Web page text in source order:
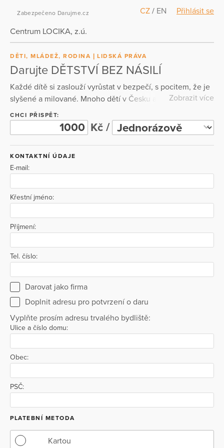
CZ / EN Přihlásit se
Zabezpečeno Darujme.cz
Centrum LOCIKA, z.ú.
DĚTI, MLÁDEŽ, RODINA LIDSKÁ PRÁVA
Darujte DĚTSTVÍ BEZ NÁSILÍ
Každé dítě si zaslouží vyrůstat v bezpečí, s pocitem, že je
slyšené a milované. Mnoho dětí v Česku ale zažívá doma
násilí – ať už fyzické, psychické nebo jsou svědky násilí
mezi rodiči. Takové děti často zůstávají samy se strachem
a bolestí. V Centru LOCIKA jim nasloucháme a provázíme
je v těžkých chvílích. Darujte a pomáhejte dětem s námi.
Zobrazit více
CHCI PŘISPĚT:
Kč /
KONTAKTNÍ ÚDAJE
E-mail:
Křestní jméno:
Příjmení:
Tel. číslo:
Darovat jako firma
Doplnit adresu pro potvrzení o daru
Vyplňte prosím adresu trvalého bydliště:
Ulice a číslo domu:
Obec:
PSČ:
PLATEBNÍ METODA
Kartou